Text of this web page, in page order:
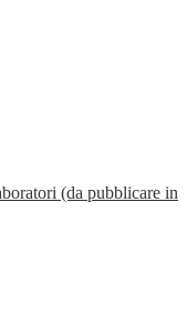
(da pubblicare in